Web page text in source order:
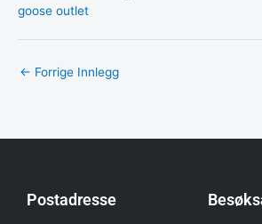
goose outlet
← Forrige Innlegg
Postadresse